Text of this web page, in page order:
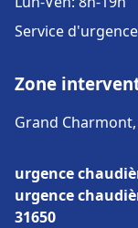
Service
Zone
Grand
urgence
urgence
31650